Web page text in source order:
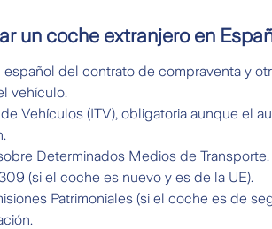
un coche extranjero en
español del contrato de compraventa y
vehículo.
Vehículos (ITV), obligatoria aunque el
Determinados Medios de Transporte.
(si el coche es nuevo y es de la UE).
Patrimoniales (si el coche es de